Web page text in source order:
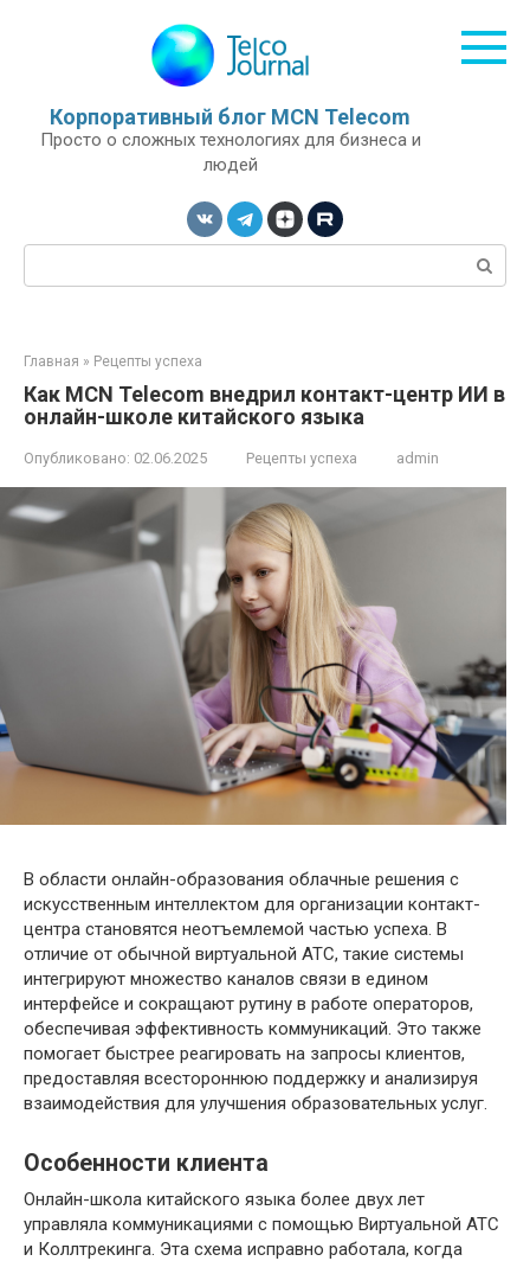
Корпоративный блог MCN Telecom
Просто о сложных технологиях для бизнеса и
людей
Главная » Рецепты успеха
Как MCN Telecom внедрил контакт-центр ИИ в
онлайн-школе китайского языка
Опубликовано: 02.06.2025 Рецепты успеха admin
В области онлайн-образования облачные решения с
искусственным интеллектом для организации контакт-
центра становятся неотъемлемой частью успеха. В
отличие от обычной виртуальной АТС, такие системы
интегрируют множество каналов связи в едином
интерфейсе и сокращают рутину в работе операторов,
обеспечивая эффективность коммуникаций. Это также
помогает быстрее реагировать на запросы клиентов,
предоставляя всестороннюю поддержку и анализируя
взаимодействия для улучшения образовательных услуг.
Особенности клиента
Онлайн-школа китайского языка более двух лет
управляла коммуникациями с помощью Виртуальной АТС
и Коллтрекинга. Эта схема исправно работала, когда